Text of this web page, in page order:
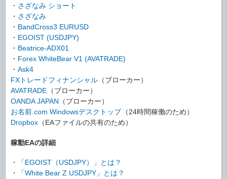
・ さざなみ ショート
・ さざなみ
・ BandCross3 EURUSD
・ EGOIST (USDJPY)
・ Beatrice-ADX01
・ Forex WhiteBear V1 (AVATRADE)
・ Ask4
FXトレードフィナンシャル （ブローカー）
AVATRADE （ブローカー）
OANDA JAPAN （ブローカー）
お名前.com Windowsデスクトップ （24時間稼働のため）
Dropbox （EAファイルの共有のため）
稼動EAの詳細
・
「EGOIST（USDJPY）」とは？
・
「White Bear Z USDJPY」とは？